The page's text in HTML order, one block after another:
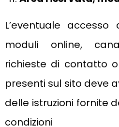
L’eventuale
moduli online,
richieste di contatto
presenti sul sito deve
delle istruzioni fornite
condizioni